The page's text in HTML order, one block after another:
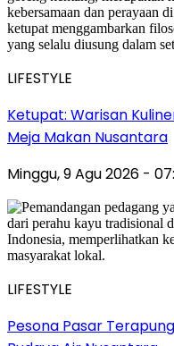
LIFESTYLE
Ketupat: Warisan
Meja Makan Nusantara
Minggu, 9 Agu 2026 -
LIFESTYLE
Pesona Pasar